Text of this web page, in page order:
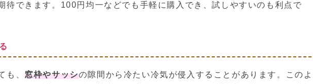
待できます。100円均一などでも手軽に購入でき、試しやすいのも利点で
も、窓枠やサッシの隙間から冷たい冷気が侵入することがあります。このよ